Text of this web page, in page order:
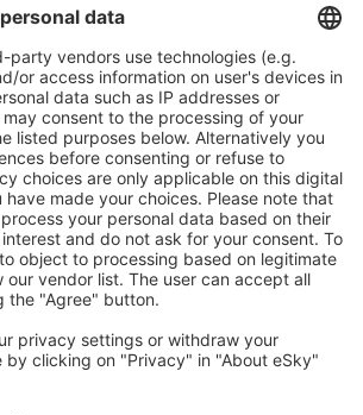
Bedürfnisse angepasst.
Sorgen mit einer kostenlosen
und Spezialangebote für eingeloggte
über 1,3 Millionen Unterkünften: Hotels,
und andere.